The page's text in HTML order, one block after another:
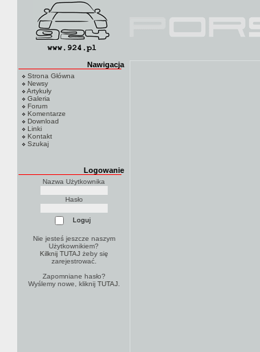
Nawigacja
Strona Główna
Newsy
Artykuły
Galeria
Forum
Komentarze
Download
Linki
Kontakt
Szukaj
Logowanie
Nazwa Użytkownika
Hasło
Nie jesteś jeszcze naszym
Użytkownikiem?
Kilknij TUTAJżeby się
zarejestrować.
Zapomniane hasło?
Wyślemy nowe, kliknij TUTAJ.